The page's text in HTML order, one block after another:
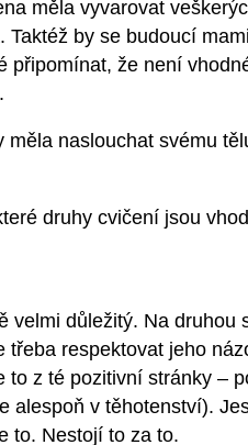
měla vyvarovat
Taktéž by se budoucí
připomínat, že není
měla naslouchat svému
druhy cvičení jsou
velmi důležitý. Na
třeba respektovat jeho
to z té pozitivní stránky –
alespoň v těhotenství).
to. Nestojí to za to.